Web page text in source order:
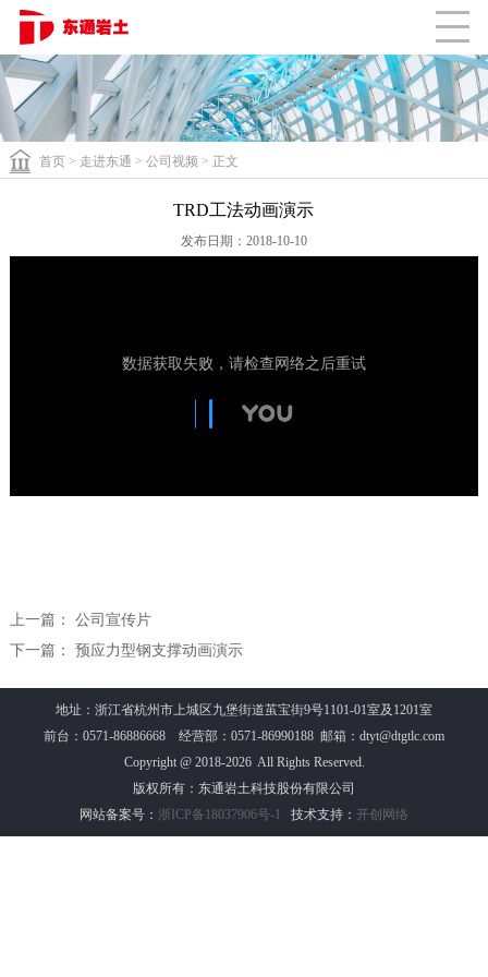
SMW工法
CLOSE
首页> 走进东通 > 公司视频 > 正文
TRD工法动画演示
发布日期：2018-10-10
上一篇： 公司宣传片
下一篇： 预应力型钢支撑动画演示
地址：浙江省杭州市上城区九堡街道茧宝街9号1101-01室及1201室
前台：0571-86886668 经营部：0571-86990188 邮箱：dtyt@dtgtlc.com
Copyright @ 2018-2026 All Rights Reserved.
版权所有：东通岩土科技股份有限公司
网站备案号： 浙ICP备18037906号-1 技术支持： 开创网络